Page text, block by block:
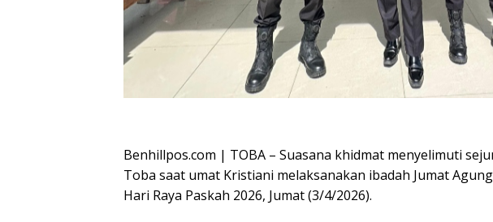
Benhillpos.com | TOBA – Suasana khidmat menyelimuti
Toba saat umat Kristiani melaksanakan ibadah Jumat
Hari Raya Paskah 2026, Jumat (3/4/2026).